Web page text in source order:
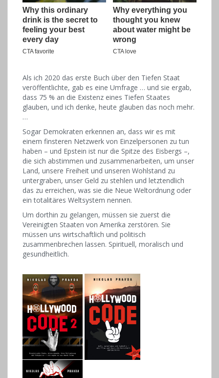
Als ich 2020 das erste Buch über den Tiefen Staat
veröffentlichte, gab es eine Umfrage … und sie ergab,
dass 75 % an die Existenz eines Tiefen Staates
glauben, und ich denke, heute glauben das noch mehr.
…
Sogar Demokraten erkennen an, dass wir es mit
einem finsteren Netzwerk von Einzelpersonen zu tun
haben – und Epstein ist nur die Spitze des Eisbergs –,
die sich abstimmen und zusammenarbeiten, um unser
Land, unsere Freiheit und unseren Wohlstand zu
untergraben, unser Geld zu stehlen und letztendlich
das zu erreichen, was sie die Neue Weltordnung oder
ein totalitäres Weltsystem nennen.
Um dorthin zu gelangen, müssen sie zuerst die
Vereinigten Staaten von Amerika zerstören. Sie
müssen uns wirtschaftlich und politisch
zusammenbrechen lassen. Spirituell, moralisch und
gesundheitlich.